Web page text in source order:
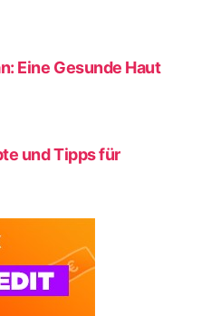
Eine Gesunde Haut
und Tipps für